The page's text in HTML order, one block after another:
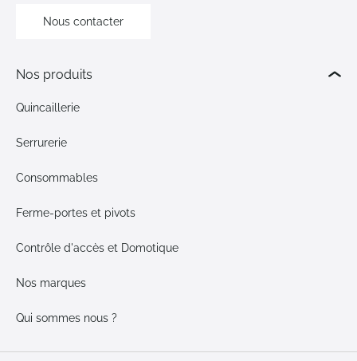
Nous contacter
Nos produits
Quincaillerie
Serrurerie
Consommables
Ferme-portes et pivots
Contrôle d'accès et Domotique
Nos marques
Qui sommes nous ?